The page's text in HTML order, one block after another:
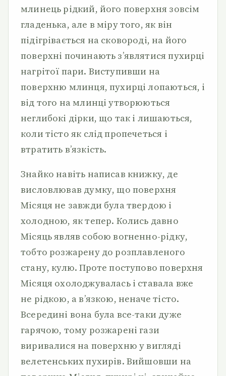
млинець рідкий, його поверхня зовсім
гладенька, але в міру того, як він
підігрівається на сковороді, на його
поверхні починають з’являтися пухирці
нагрітої пари. Виступивши на
поверхню млинця, пухирці лопаються, і
від того на млинці утворюються
неглибокі дірки, що так і лишаються,
коли тісто як слід пропечеться і
втратить в’язкість.
Знайко навіть написав книжку, де
висловлював думку, що поверхня
Місяця не завжди була твердою і
холодною, як тепер. Колись давно
Місяць являв собою вогненно-рідку,
тобто розжарену до розплавленого
стану, кулю. Проте поступово поверхня
Місяця охолоджувалась і ставала вже
не рідкою, а в’язкою, неначе тісто.
Всередині вона була все-таки дуже
гарячою, тому розжарені гази
виривалися на поверхню у вигляді
велетенських пухирів. Вийшовши на